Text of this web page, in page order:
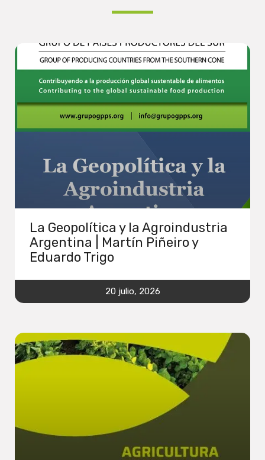
La Geopolítica y la Agroindustria
Argentina | Martín Piñeiro y
Eduardo Trigo
20 julio, 2026